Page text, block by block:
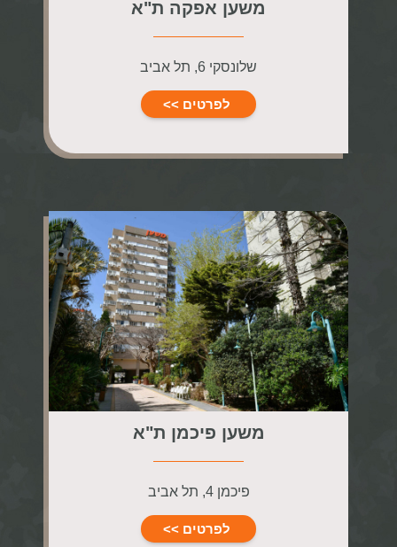
משען אפקה ת"א
שלונסקי 6, תל אביב
לפרטים >>
משען פיכמן ת"א
פיכמן 4, תל אביב
לפרטים >>